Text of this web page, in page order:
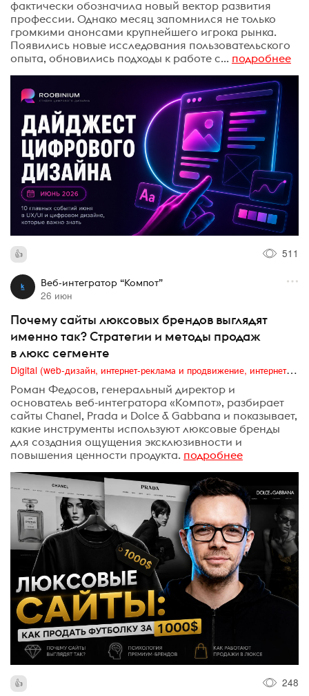
фактически обозначила новый вектор развития
профессии. Однако месяц запомнился не только
громкими анонсами крупнейшего игрока рынка.
Появились новые исследования пользовательского
опыта, обновились подходы к работе с... подробнее
511
Веб-интегратор “Компот”
26 июн
Почему сайты люксовых брендов выглядят
именно так? Стратегии и методы продаж
в люкс сегменте
Digital (web-дизайн, интернет-реклама и продвижение, интернет-сообщества и блоги, интернет-коммуникации, мобильный маркетинг, реклама на цифровых экранах)
Роман Федосов, генеральный директор и
основатель веб-интегратора «Компот», разбирает
сайты Chanel, Prada и Dolce & Gabbana и показывает,
какие инструменты используют люксовые бренды
для создания ощущения эксклюзивности и
повышения ценности продукта. подробнее
248